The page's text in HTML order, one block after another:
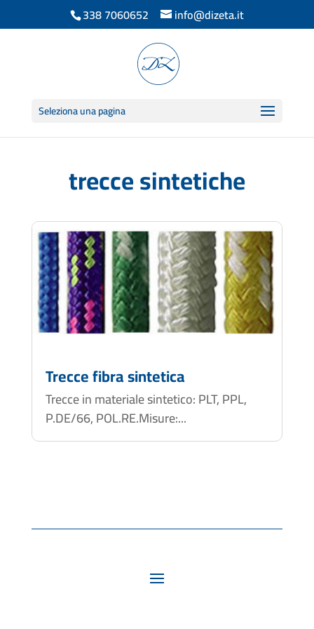
338 7060652 info@dizeta.it
Seleziona una pagina
trecce sintetiche
Trecce fibra sintetica
Trecce in materiale sintetico: PLT, PPL,
P.DE/66, POL.RE.Misure:...